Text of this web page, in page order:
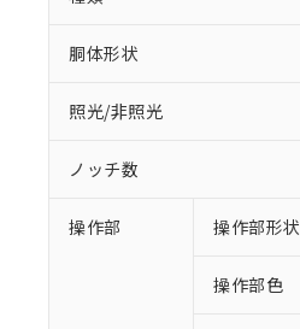
胴体形状
照光/非照光
ノッチ数
操作部 操作部形状
操作部色